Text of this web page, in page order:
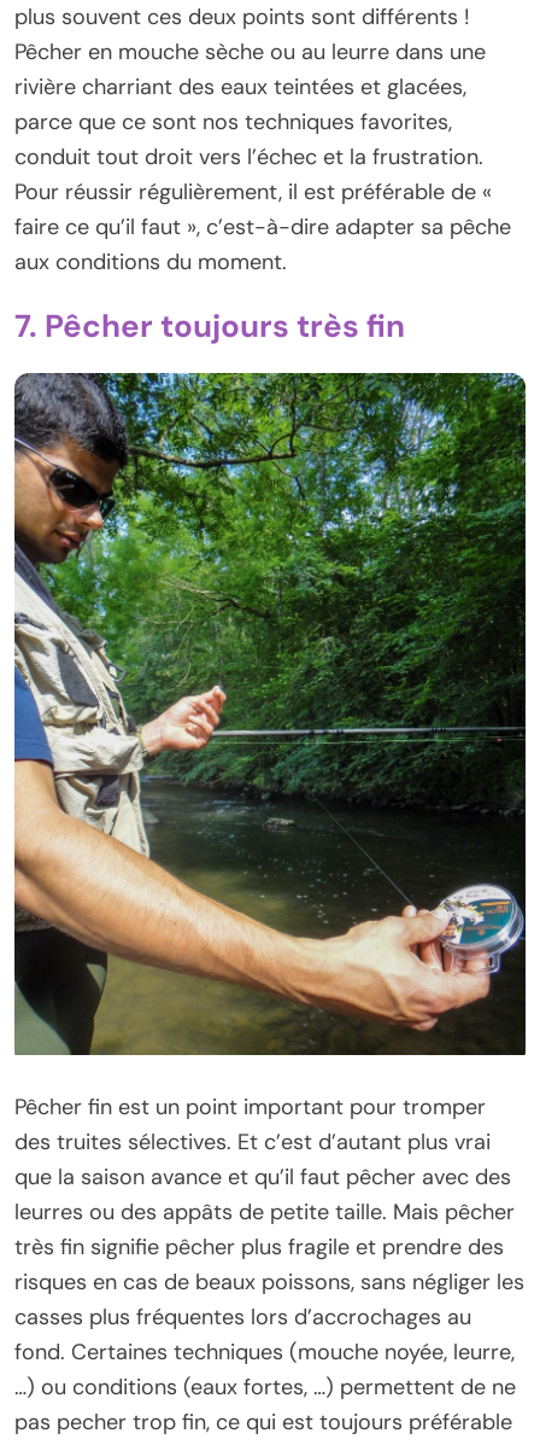
plus souvent ces deux points sont différents !
Pêcher en mouche sèche ou au leurre dans une
rivière charriant des eaux teintées et glacées,
parce que ce sont nos techniques favorites,
conduit tout droit vers l’échec et la frustration.
Pour réussir régulièrement, il est préférable de «
faire ce qu’il faut », c’est-à-dire adapter sa pêche
aux conditions du moment.
7. Pêcher toujours très fin
Pêcher fin est un point important pour tromper
des truites sélectives. Et c’est d’autant plus vrai
que la saison avance et qu’il faut pêcher avec des
leurres ou des appâts de petite taille. Mais pêcher
très fin signifie pêcher plus fragile et prendre des
risques en cas de beaux poissons, sans négliger les
casses plus fréquentes lors d’accrochages au
fond. Certaines techniques (mouche noyée, leurre,
…) ou conditions (eaux fortes, …) permettent de ne
pas pecher trop fin, ce qui est toujours préférable